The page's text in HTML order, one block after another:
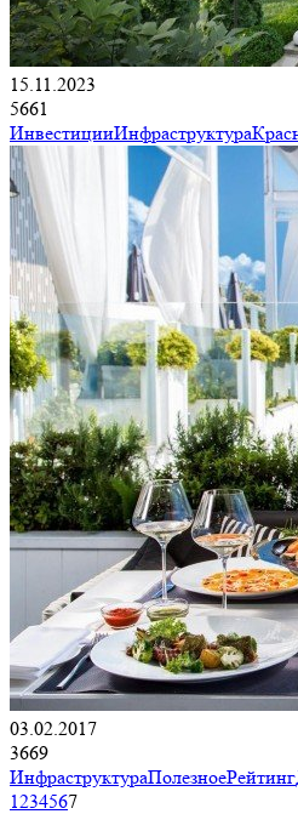
15.11.2023
5661
ИнвестицииИнфраструктура
03.02.2017
3669
ИнфраструктураПолезноеРейтинг
1234567